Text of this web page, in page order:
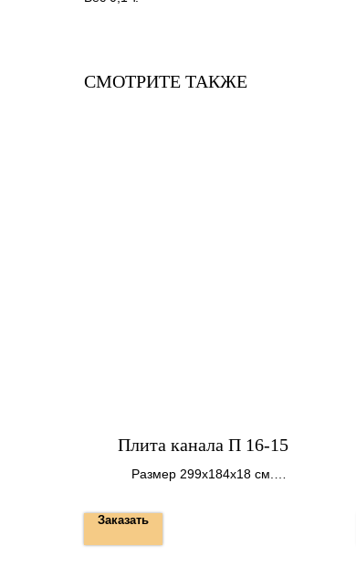
СМОТРИТЕ ТАКЖЕ
Плита канала П 16-15
Размер 299х184х18 см.
Заказать